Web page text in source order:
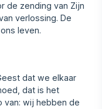
de zending van Zijn
verlossing. De
leven.
dat we elkaar
dat is het
van: wij hebben de